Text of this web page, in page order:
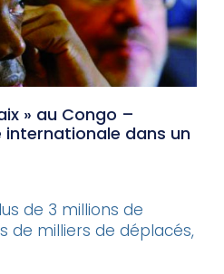
» au Congo –
internationale dans un
de 3 millions de
de milliers de déplacés,